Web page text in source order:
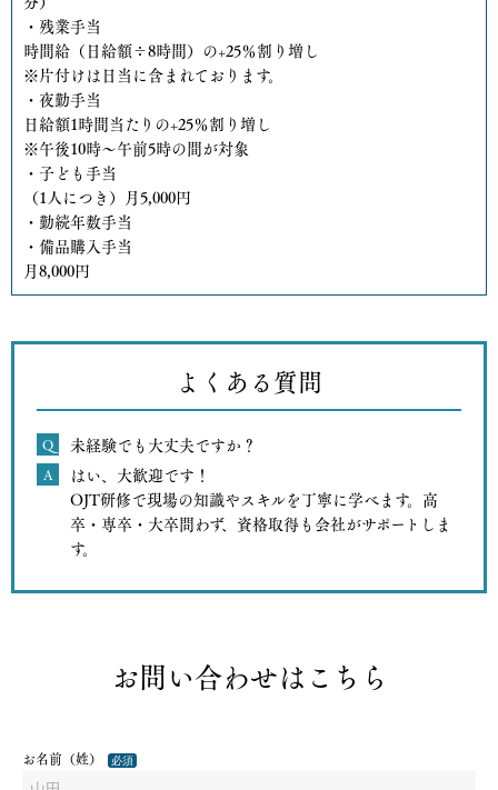
・残業手当
時間給（日給額÷8時間）の+25％割り増し
※片付けは日当に含まれております。
・夜勤手当
日給額1時間当たりの+25％割り増し
※午後10時～午前5時の間が対象
・子ども手当
（1人につき）月5,000円
・勤続年数手当
・備品購入手当
月8,000円
よくある質問
Q 未経験でも大丈夫ですか？
A
はい、大歓迎です！
OJT研修で現場の知識やスキルを丁寧に学べます。高
卒・専卒・大卒問わず、資格取得も会社がサポートしま
す。